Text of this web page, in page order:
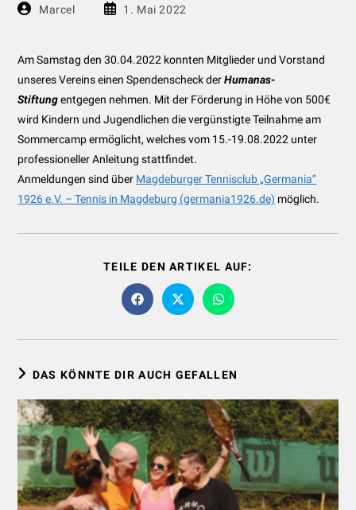
Beitrags-
Marcel
Beitrag1. Mai 2022
Am Samstag den 30.04.2022 konnten Mitglieder und Vorstand
unseres Vereins einen Spendenscheck derHumanas-
Stiftungentgegen nehmen. Mit der Förderung in Höhe von 500€
wird Kindern und Jugendlichen die vergünstigte Teilnahme am
Sommercamp ermöglicht, welches vom 15.-19.08.2022 unter
professioneller Anleitung stattfindet.
Anmeldungen sind über Magdeburger Tennisclub „Germania“
1926 e.V. – Tennis in Magdeburg (germania1926.de) möglich.
TEILE DEN ARTIKEL AUF:
Öffnet
in
neuen
Öffnet
in
neuen
Öffnet
in
neuen
DAS KÖNNTE DIR AUCH GEFALLEN